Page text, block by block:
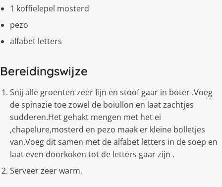
1 koffielepel mosterd
pezo
alfabet letters
Bereidingswijze
Snij alle groenten zeer fijn en stoof gaar in boter .Voeg
de spinazie toe zowel de boiullon en laat zachtjes
sudderen.Het gehakt mengen met het ei
,chapelure,mosterd en pezo maak er kleine bolletjes
van.Voeg dit samen met de alfabet letters in de soep en
laat even doorkoken tot de letters gaar zijn .
Serveer zeer warm.